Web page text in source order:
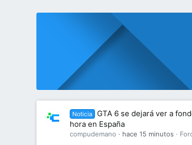
Noticia
GTA 6 se dejará ver a
hora en España
compudemano hace 15 minutos